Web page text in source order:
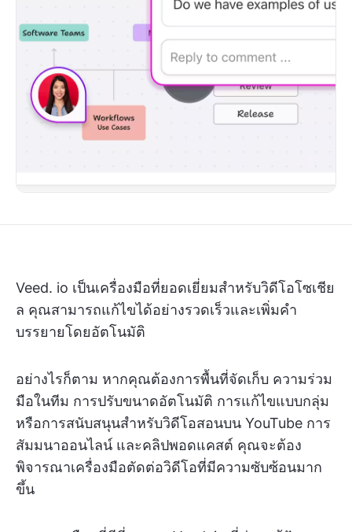
Veed. io เป็นเครื่องมือที่ยอดเยี่ยมสำหรับวิดีโอโซเชีย
ล คุณสามารถแก้ไขได้อย่างรวดเร็วและเพิ่มคำ
บรรยายโดยอัตโนมัติ
อย่างไรก็ตาม หากคุณต้องการพื้นที่จัดเก็บ ความร่วม
มือในทีม การปรับขนาดอัตโนมัติ การแก้ไขแบบกลุ่ม
หรือการสนับสนุนสำหรับวิดีโอสอนบน YouTube การ
สัมมนาออนไลน์ และคลิปพอดแคสต์ คุณจะต้อง
พิจารณาเครื่องมือตัดต่อวิดีโอที่มีความซับซ้อนมาก
ขึ้น